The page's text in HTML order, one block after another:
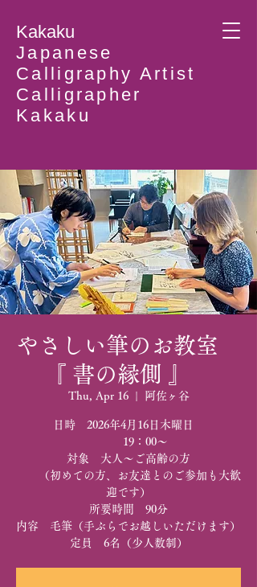
Kakaku
Japanese
Calligraphy Artist
Calligrapher
Kakaku
やさしい筆のお教室
『 書の縁側 』
Thu, Apr 16
  |
阿佐ヶ谷
日時 2026年4月16日木曜日
19：00～
対象 大人～ご高齢の方
（初めての方、お友達とのご参加も大歓
迎です）
所要時間 90分
内容 毛筆（手ぶらでお越しいただけます）
定員 6名（少人数制）